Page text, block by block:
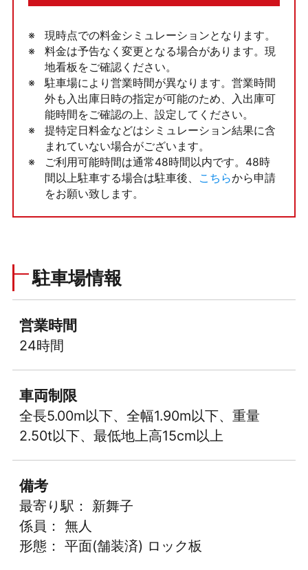
現時点での料金シミュレーションとなります。
料金は予告なく変更となる場合があります。現
地看板をご確認ください。
駐車場により営業時間が異なります。営業時間
外も入出庫日時の指定が可能のため、入出庫可
能時間をご確認の上、設定してください。
提特定日料金などはシミュレーション結果に含
まれていない場合がございます。
ご利用可能時間は通常48時間以内です。48時
間以上駐車する場合は駐車後、
こちらから申請
をお願い致します。
駐車場情報
営業時間
24時間
車両制限
全長5.00m以下、全幅1.90m以下、重量
2.50t以下、最低地上高15cm以上
備考
最寄り駅： 新舞子
係員： 無人
形態： 平面(舗装済) ロック板